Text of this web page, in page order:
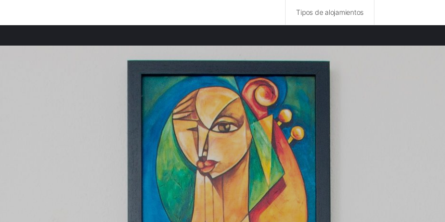
Tipos de alojamientos
Apartamentos en Lucerna provincia
Apartamentos en Grindelwald provincia